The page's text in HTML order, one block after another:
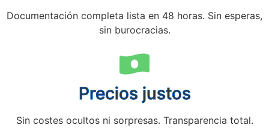
Documentación completa lista en 48 horas. Sin esperas,
sin burocracias.
Precios justos
Sin costes ocultos ni sorpresas. Transparencia total.